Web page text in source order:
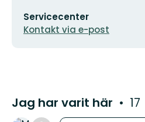
postadress
Servicecenter
Kontakt via e-post
Jag har varit här 17